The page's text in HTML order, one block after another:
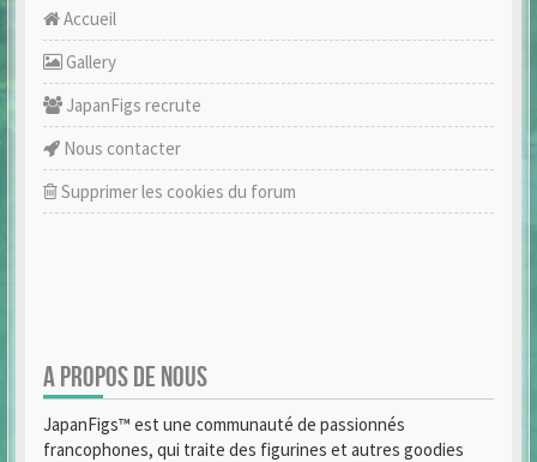
Accueil
Gallery
JapanFigs recrute
Nous contacter
Supprimer les cookies du forum
A PROPOS DE NOUS
JapanFigs™ est une communauté de passionnés
francophones, qui traite des figurines et autres goodies